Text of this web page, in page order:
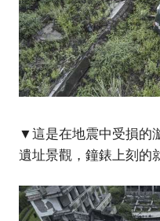
▼這是在地震中受損的
遺址景觀，鐘錶上刻的